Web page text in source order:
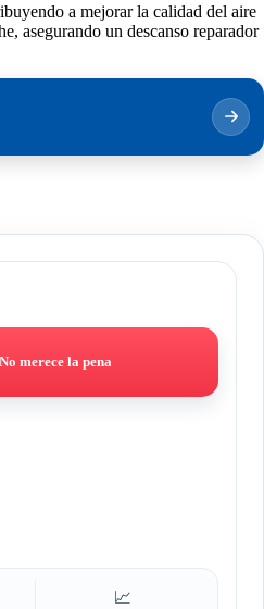
a mejorar la calidad del aire
asegurando un descanso reparador
merece la pena
📈